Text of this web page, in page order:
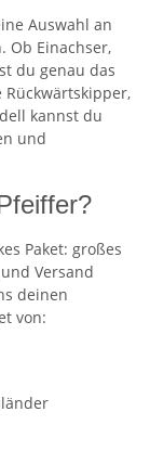
Auswahl an
Ob Einachser,
du genau das
kannst du
und
Paket: großes
Versand
deinen
von: